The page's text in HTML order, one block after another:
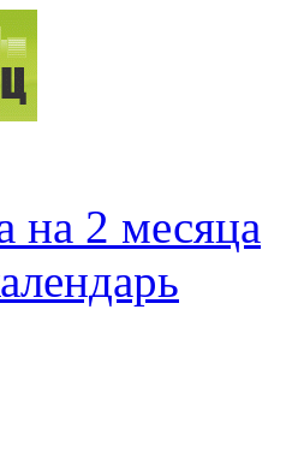
2 месяца